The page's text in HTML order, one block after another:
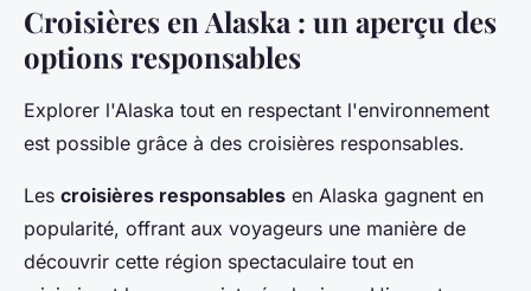
Croisières en Alaska : un aperçu des
options responsables
Explorer l'Alaska tout en respectant l'environnement
est possible grâce à des croisières responsables.
Les croisières responsables en Alaska gagnent en
popularité, offrant aux voyageurs une manière de
découvrir cette région spectaculaire tout en